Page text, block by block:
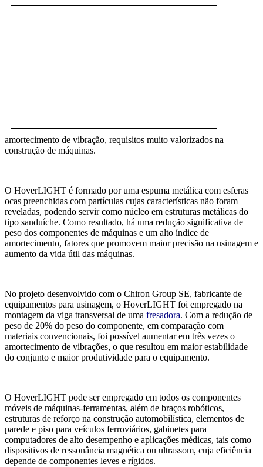
amortecimento de vibração, requisitos muito valorizados na
construção de máquinas.
O HoverLIGHT é formado por uma espuma metálica com esferas
ocas preenchidas com partículas cujas características não foram
reveladas, podendo servir como núcleo em estruturas metálicas do
tipo sanduíche. Como resultado, há uma redução significativa de
peso dos componentes de máquinas e um alto índice de
amortecimento, fatores que promovem maior precisão na usinagem e
aumento da vida útil das máquinas.
No projeto desenvolvido com o Chiron Group SE, fabricante de
equipamentos para usinagem, o HoverLIGHT foi empregado na
montagem da viga transversal de uma fresadora. Com a redução de
peso de 20% do peso do componente, em comparação com
materiais convencionais, foi possível aumentar em três vezes o
amortecimento de vibrações, o que resultou em maior estabilidade
do conjunto e maior produtividade para o equipamento.
O HoverLIGHT pode ser empregado em todos os componentes
móveis de máquinas-ferramentas, além de braços robóticos,
estruturas de reforço na construção automobilística, elementos de
parede e piso para veículos ferroviários, gabinetes para
computadores de alto desempenho e aplicações médicas, tais como
dispositivos de ressonância magnética ou ultrassom, cuja eficiência
depende de componentes leves e rígidos.